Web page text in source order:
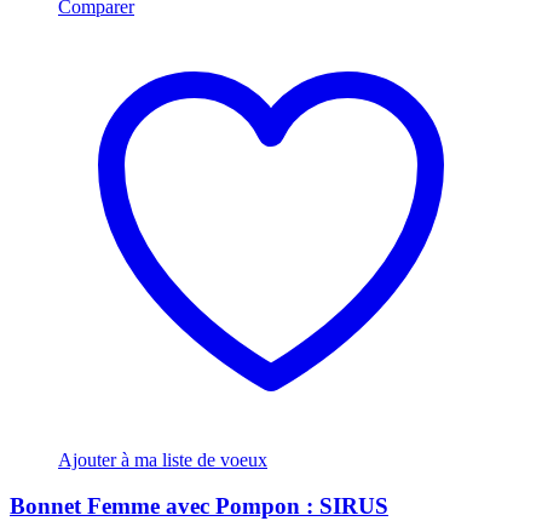
Comparer
Ajouter à ma liste de voeux
Bonnet Femme avec Pompon : SIRUS